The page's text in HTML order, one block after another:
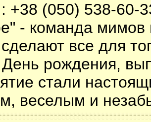
+38 (050) 538-60-
- команда мимов
все для
рождения,
стали
веселым и